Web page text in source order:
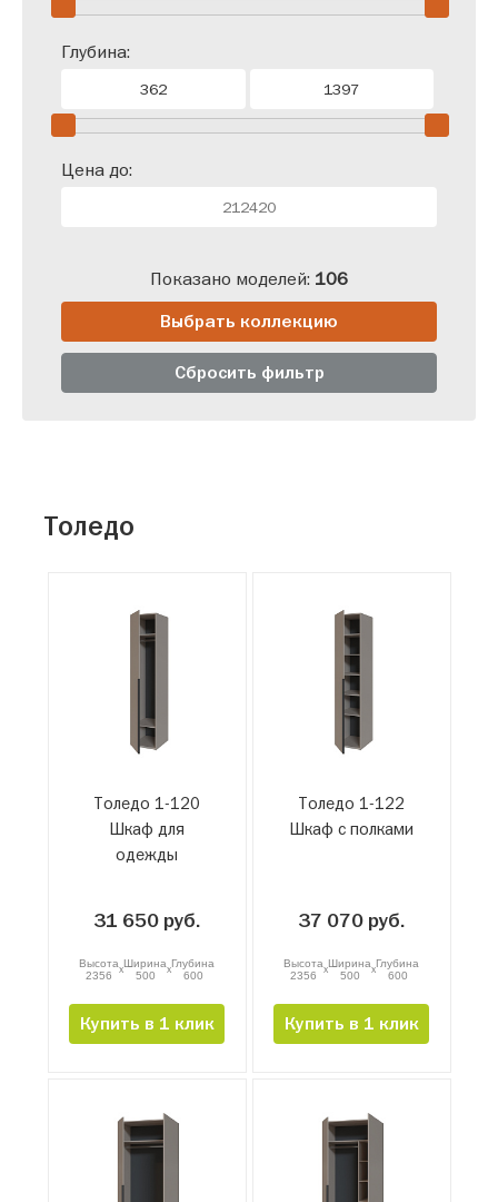
Глубина:
Цена до:
Показано моделей: 106
Сбросить фильтр
Выбрать коллекцию
Толедо
Толедо 1-120
Шкаф для
одежды
31 650 руб.
Высота
2356
xШирина
500
xГлубина
600
Купить в 1 клик
Толедо 1-122
Шкаф с полками
37 070 руб.
Высота
2356
xШирина
500
xГлубина
600
Купить в 1 клик